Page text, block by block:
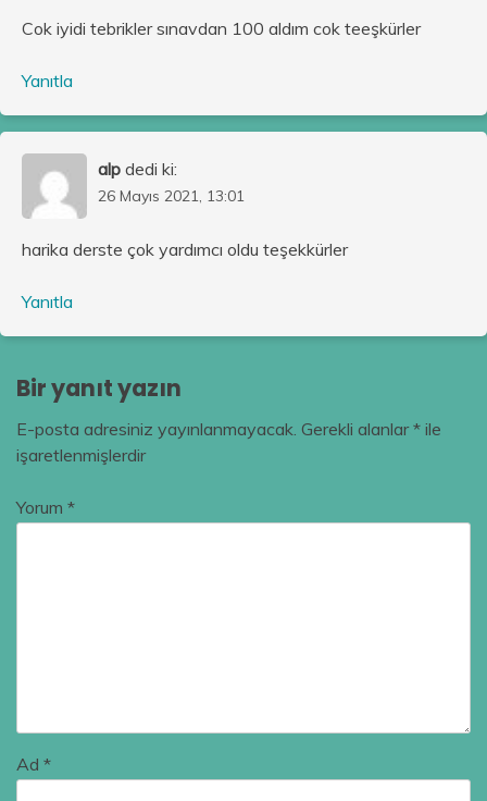
Cok iyidi tebrikler sınavdan 100 aldım cok teeşkürler
Yanıtla
alp dedi ki:
26 Mayıs 2021, 13:01
harika derste çok yardımcı oldu teşekkürler
Yanıtla
Bir yanıt yazın
E-posta adresiniz yayınlanmayacak. Gerekli alanlar* ile
işaretlenmişlerdir
Yorum *
Ad *